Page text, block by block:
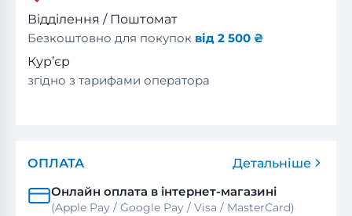
Відділення / Поштомат
Безкоштовно для покупок від 2 500 ₴
Кур’єр
згідно з тарифами оператора
ОПЛАТА
Детальніше
Онлайн оплата в інтернет-магазині
(Apple Pay / Google Pay / Visa / MasterСard)